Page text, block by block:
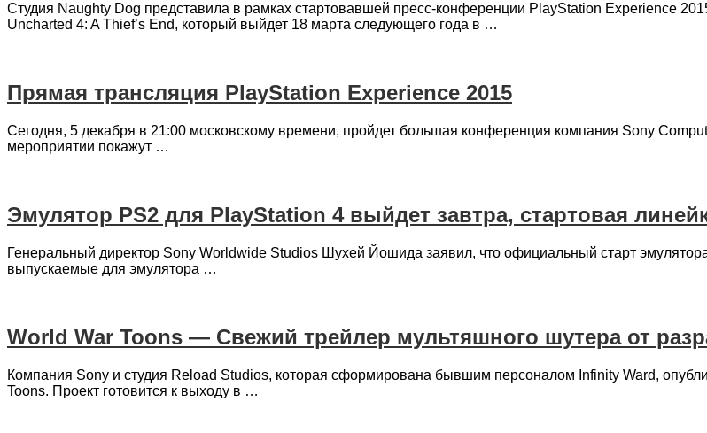
Студия Naughty Dog представила в рамках стартовавшей пресс-конференции PlayStation Experience
Uncharted 4: A Thief’s End, который выйдет 18 марта следующего года в …
Прямая трансляция PlayStation Experience 2015
Сегодня, 5 декабря в 21:00 московскому времени, пройдет большая конференция компания Sony
мероприятии покажут …
Эмулятор PS2 для PlayStation 4 выйдет завтра, стартовая
Генеральный директор Sony Worldwide Studios Шухей Йошида заявил, что официальный старт
выпускаемые для эмулятора …
World War Toons — Свежий трейлер мультяшного шутера от
Компания Sony и студия Reload Studios, которая сформирована бывшим персоналом Infinity Ward,
Toons. Проект готовится к выходу в …